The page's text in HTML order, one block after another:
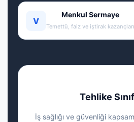
V
Menkul Sermaye
Temettü, faiz ve iştirak kazançları
Tehlike
İş sağlığı ve güvenliği